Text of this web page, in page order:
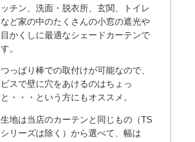
ッチン、洗面・脱衣所、玄関、トイレ
など家の中のたくさんの小窓の遮光や
目かくしに最適なシェードカーテンで
す。
つっぱり棒での取付けが可能なので、
ビスで壁に穴をあけるのはちょっ
と・・・という方にもオススメ。
生地は当店のカーテンと同じもの（TS
シリーズは除く）から選べて、幅は